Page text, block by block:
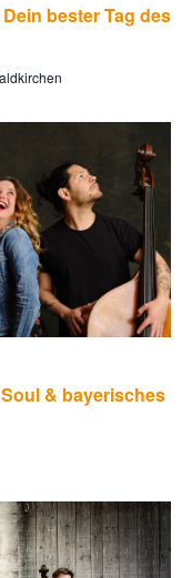
bester Tag des
& bayerisches